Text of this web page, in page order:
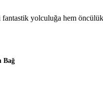
yolculuğa hem
Bağ